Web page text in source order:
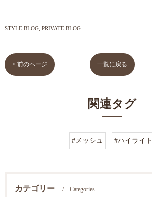
STYLE BLOG PRIVATE BLOG
< 前のページ 一覧に戻る
関連タグ
#メッシュ #ハイライト
カテゴリー Categories